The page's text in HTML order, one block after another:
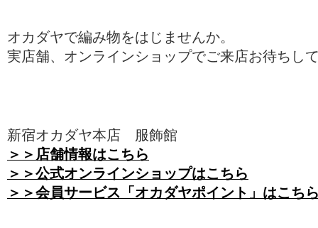
オカダヤで編み物をはじませんか。
実店舗、オンラインショップでご来店お待ちし
新宿オカダヤ本店 服飾館
＞＞店舗情報はこちら
＞＞公式オンラインショップはこちら
＞＞会員サービス「オカダヤポイント」はこち